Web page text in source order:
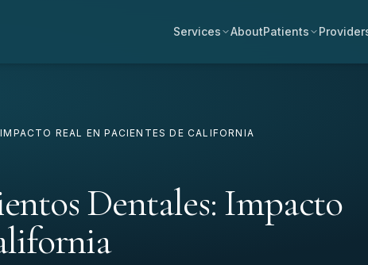
Services AboutPatients
REAL EN PACIENTES DE CALIFORNIA
Dentales: Impacto